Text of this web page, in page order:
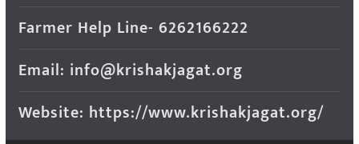
Farmer Help Line- 6262166222
Email: info@krishakjagat.org
Website: https://www.krishakjagat.org/